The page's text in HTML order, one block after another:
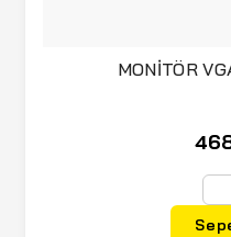
MONİTÖR